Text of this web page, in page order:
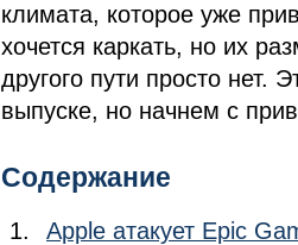
климата, которое уже
хочется каркать, но их
другого пути просто нет.
выпуске, но начнем с
Содержание
Apple атакует Epic